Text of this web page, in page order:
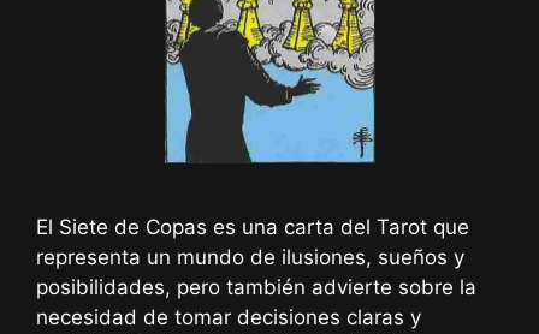
El Siete de Copas es una carta del Tarot que
representa un mundo de ilusiones, sueños y
posibilidades, pero también advierte sobre la
necesidad de tomar decisiones claras y